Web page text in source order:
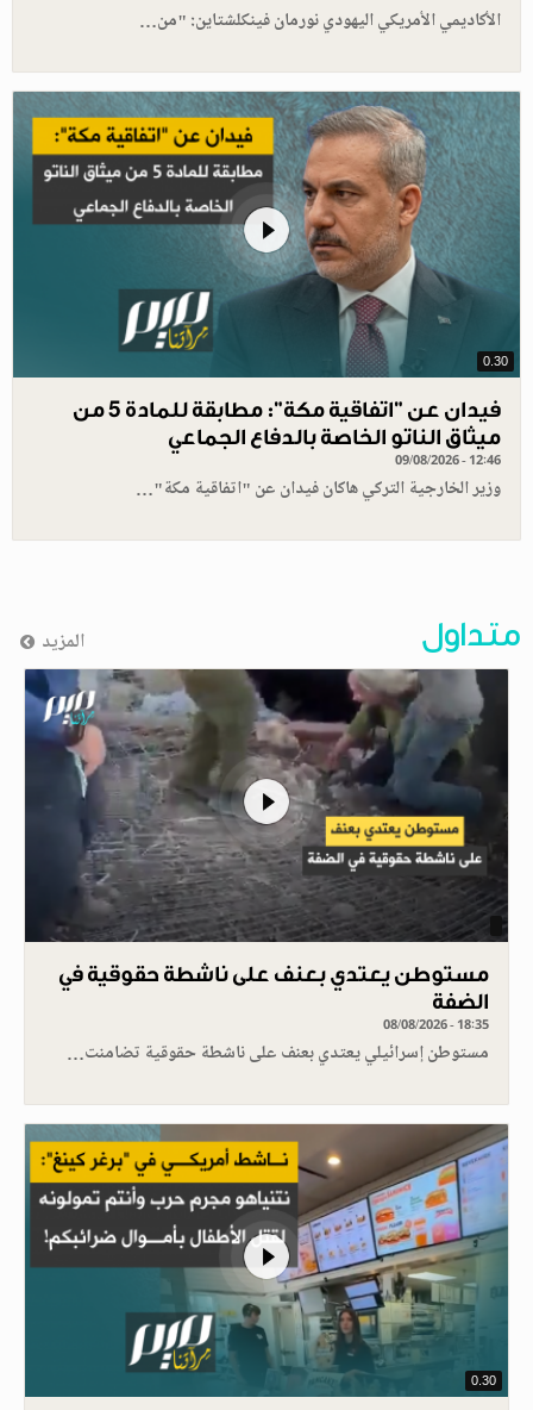
الأكاديمي الأمريكي اليهودي نورمان فينكلشتاين: "من…
0.30
فيدان عن "اتفاقية مكة": مطابقة للمادة 5 من
ميثاق الناتو الخاصة بالدفاع الجماعي
09/08/2026 - 12:46
وزير الخارجية التركي هاكان فيدان عن "اتفاقية مكة"…
متداول المزيد
مستوطن يعتدي بعنف على ناشطة حقوقية في
الضفة
08/08/2026 - 18:35
مستوطن إسرائيلي يعتدي بعنف على ناشطة حقوقية تضامنت…
0.30